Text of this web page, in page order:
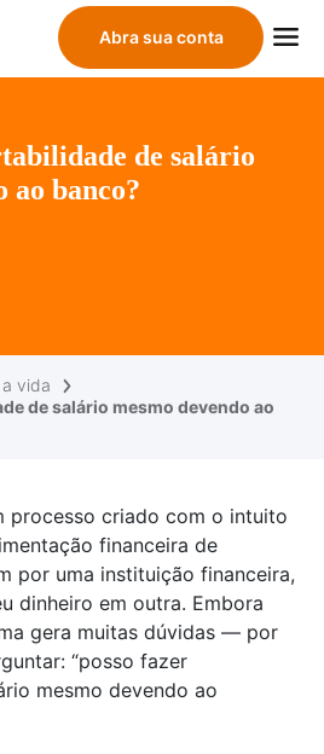
Abra sua conta
de salário
ao banco?
vida
de salário mesmo devendo ao
processo criado com o intuito
financeira de
por uma instituição financeira,
dinheiro em outra. Embora
gera muitas dúvidas — por
“posso fazer
mesmo devendo ao